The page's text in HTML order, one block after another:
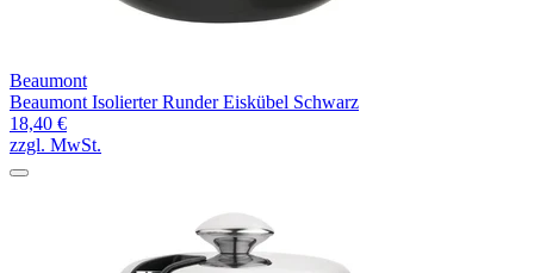
Beaumont
Beaumont Isolierter Runder Eiskübel Schwarz
18,40 €
zzgl. MwSt.